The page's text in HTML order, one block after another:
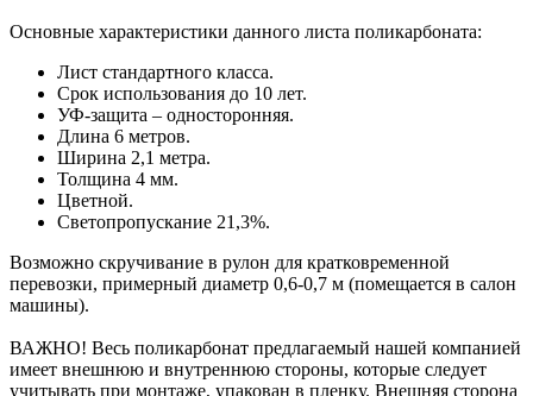
Основные характеристики данного листа поликарбоната:
Лист стандартного класса.
Срок использования до 10 лет.
УФ-защита – односторонняя.
Длина 6 метров.
Ширина 2,1 метра.
Толщина 4 мм.
Цветной.
Светопропускание 21,3%.
Возможно скручивание в рулон для кратковременной
перевозки, примерный диаметр 0,6-0,7 м (помещается в салон
машины).
ВАЖНО! Весь поликарбонат предлагаемый нашей компанией
имеет внешнюю и внутреннюю стороны, которые следует
учитывать при монтаже, упакован в пленку. Внешняя сторона